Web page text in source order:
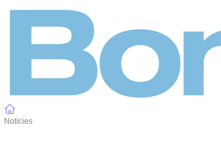
Notícies